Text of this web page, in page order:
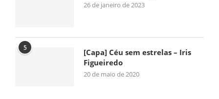
26 de janeiro de 2023
5
[Capa] Céu sem estrelas – Iris
Figueiredo
20 de maio de 2020